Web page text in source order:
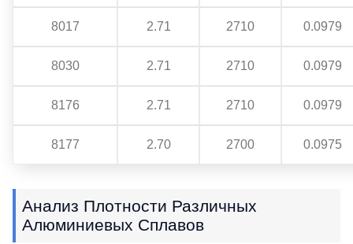
8017 2.71 2710 0.0979
8030 2.71 2710 0.0979
8176 2.71 2710 0.0979
8177 2.70 2700 0.0975
Анализ Плотности Различных
Алюминиевых Сплавов